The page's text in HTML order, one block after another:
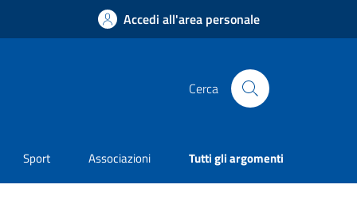
Accedi all'area personale
Cerca
Sport Associazioni Tutti gli argomenti